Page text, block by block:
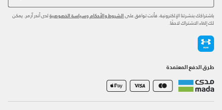
باشتراكك بنشرتنا الإلكترونية، فأنت توافق على الشروط والأحكام وسياسة الخصوصية لدى أندر آرمر. يمكن
لك إلغاء الاشتراك لاحقًا.
طرق الدفع المعتمدة